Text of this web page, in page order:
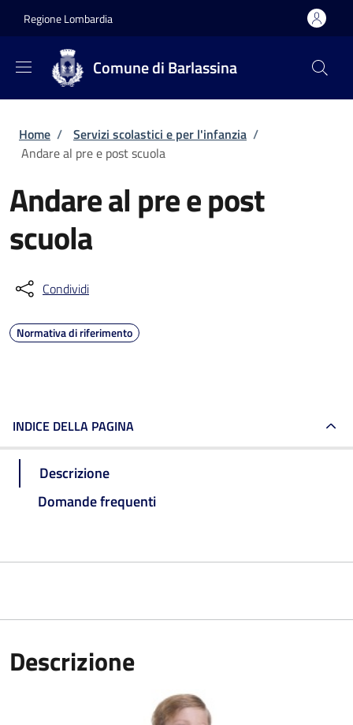
Regione Lombardia
Comune di Barlassina
Briciole di pane
Home / Servizi scolastici e per l'infanzia /
Andare al pre e post scuola
Andare al pre e post
scuola
Condividi
Normativa di riferimento
INDICE DELLA PAGINA
Descrizione
Domande frequenti
Descrizione